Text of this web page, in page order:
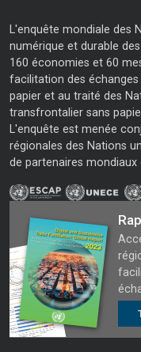
L'enquête mondiale des
numérique et durable
160 économies et 60
facilitation des
papier et au traité des
transfrontalier sans
L'enquête est menée
régionales des Nations
de partenaires